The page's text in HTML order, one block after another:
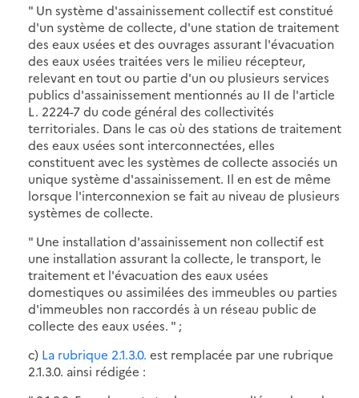
" Un système d'assainissement collectif est constitué
d'un système de collecte, d'une station de traitement
des eaux usées et des ouvrages assurant l'évacuation
des eaux usées traitées vers le milieu récepteur,
relevant en tout ou partie d'un ou plusieurs services
publics d'assainissement mentionnés au II de l'article
L. 2224-7 du code général des collectivités
territoriales. Dans le cas où des stations de traitement
des eaux usées sont interconnectées, elles
constituent avec les systèmes de collecte associés un
unique système d'assainissement. Il en est de même
lorsque l'interconnexion se fait au niveau de plusieurs
systèmes de collecte.
" Une installation d'assainissement non collectif est
une installation assurant la collecte, le transport, le
traitement et l'évacuation des eaux usées
domestiques ou assimilées des immeubles ou parties
d'immeubles non raccordés à un réseau public de
collecte des eaux usées. " ;
c) La rubrique 2.1.3.0. est remplacée par une rubrique
2.1.3.0. ainsi rédigée :